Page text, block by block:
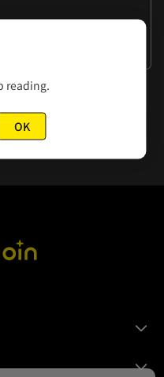
子喜歡的人
reading.
OK